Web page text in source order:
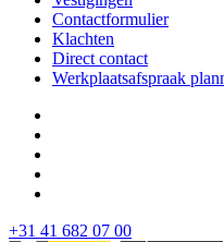
Contactformulier
Klachten
Direct contact
Werkplaatsafspraak
+31 41 682 07 00